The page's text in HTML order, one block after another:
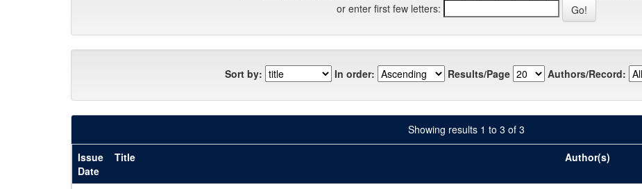
or enter first few letters:
Sort by: In order: Results/Page Authors/Record:
Showing results 1 to 3 of 3
Issue
Date
Title Author(s)